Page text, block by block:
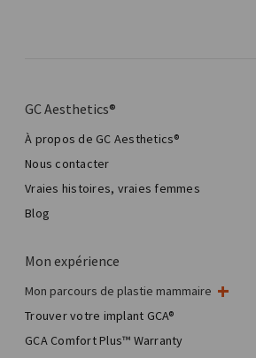
GC Aesthetics®
À propos de GC Aesthetics®
Nous contacter
Vraies histoires, vraies femmes
Blog
Mon expérience
Mon parcours de plastie mammaire
Ma chirurgie mammaire
Chirurgie esthétique mammaire
Total Breast Reconstruction™
Trouver votre implant GCA®
GCA Comfort Plus™ Warranty